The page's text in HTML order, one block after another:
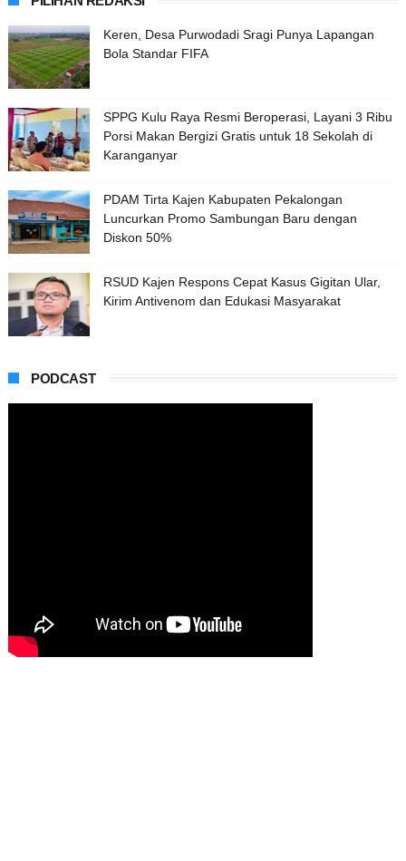
Keren, Desa Purwodadi Sragi Punya Lapangan
Bola Standar FIFA
SPPG Kulu Raya Resmi Beroperasi, Layani 3 Ribu
Porsi Makan Bergizi Gratis untuk 18 Sekolah di
Karanganyar
PDAM Tirta Kajen Kabupaten Pekalongan
Luncurkan Promo Sambungan Baru dengan
Diskon 50%
RSUD Kajen Respons Cepat Kasus Gigitan Ular,
Kirim Antivenom dan Edukasi Masyarakat
PODCAST